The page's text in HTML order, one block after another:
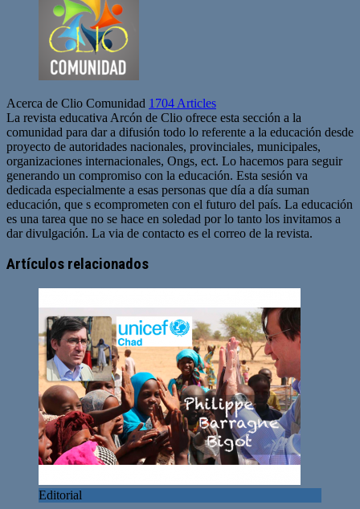
Acerca de Clio Comunidad 1704 Articles
La revista educativa Arcón de Clio ofrece esta sección a la
comunidad para dar a difusión todo lo referente a la educación desde
proyecto de autoridades nacionales, provinciales, municipales,
organizaciones internacionales, Ongs, ect. Lo hacemos para seguir
generando un compromiso con la educación. Esta sesión va
dedicada especialmente a esas personas que día a día suman
educación, que s ecomprometen con el futuro del país. La educación
es una tarea que no se hace en soledad por lo tanto los invitamos a
dar divulgación. La via de contacto es el correo de la revista.
web
Artículos relacionados
Editorial